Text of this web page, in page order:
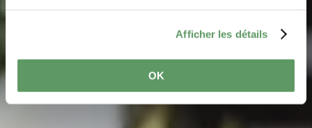
Afficher les détails
OK